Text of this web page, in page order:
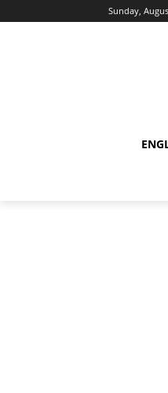
Sunday,